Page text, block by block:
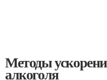
Методы
алкоголя